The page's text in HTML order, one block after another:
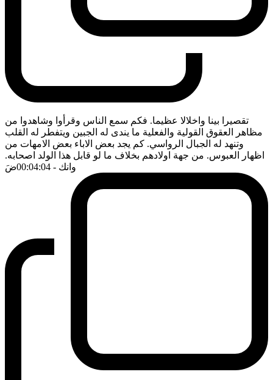
تقصيرا بينا واخلالا عظيما. فكم سمع الناس وقرأوا وشاهدوا من
مظاهر العقوق القولية والفعلية ما يندى له الجبين ويتفطر له القلب
وتنهد له الجبال الرواسي. كم يجد بعض الاباء بعض الامهات من
اظهار العبوس. من جهة اولادهم بخلاف ما لو قابل هذا الولد اصحابه.
وانك - 00:04:04 ضَ